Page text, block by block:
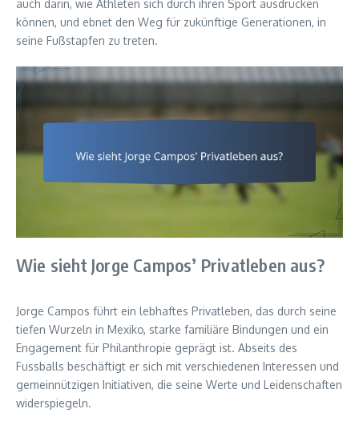
auch darin, wie Athleten sich durch ihren Sport ausdrücken
können, und ebnet den Weg für zukünftige Generationen, in
seine Fußstapfen zu treten.
Wie sieht Jorge Campos’ Privatleben aus?
Jorge Campos führt ein lebhaftes Privatleben, das durch seine
tiefen Wurzeln in Mexiko, starke familiäre Bindungen und ein
Engagement für Philanthropie geprägt ist. Abseits des
Fussballs beschäftigt er sich mit verschiedenen Interessen und
gemeinnützigen Initiativen, die seine Werte und Leidenschaften
widerspiegeln.